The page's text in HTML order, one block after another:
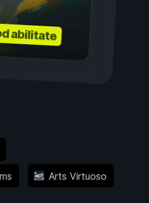
abilitate
Arts Virtuoso